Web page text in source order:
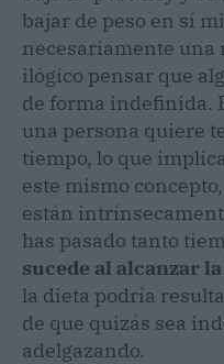
bajar de peso en sí
necesariamente una
ilógico pensar que
de forma indefinida.
una persona quiere
tiempo, lo que
este mismo
están
has pasado tanto
sucede al alcanzar
la dieta podría
de que quizás sea
adelgazando.